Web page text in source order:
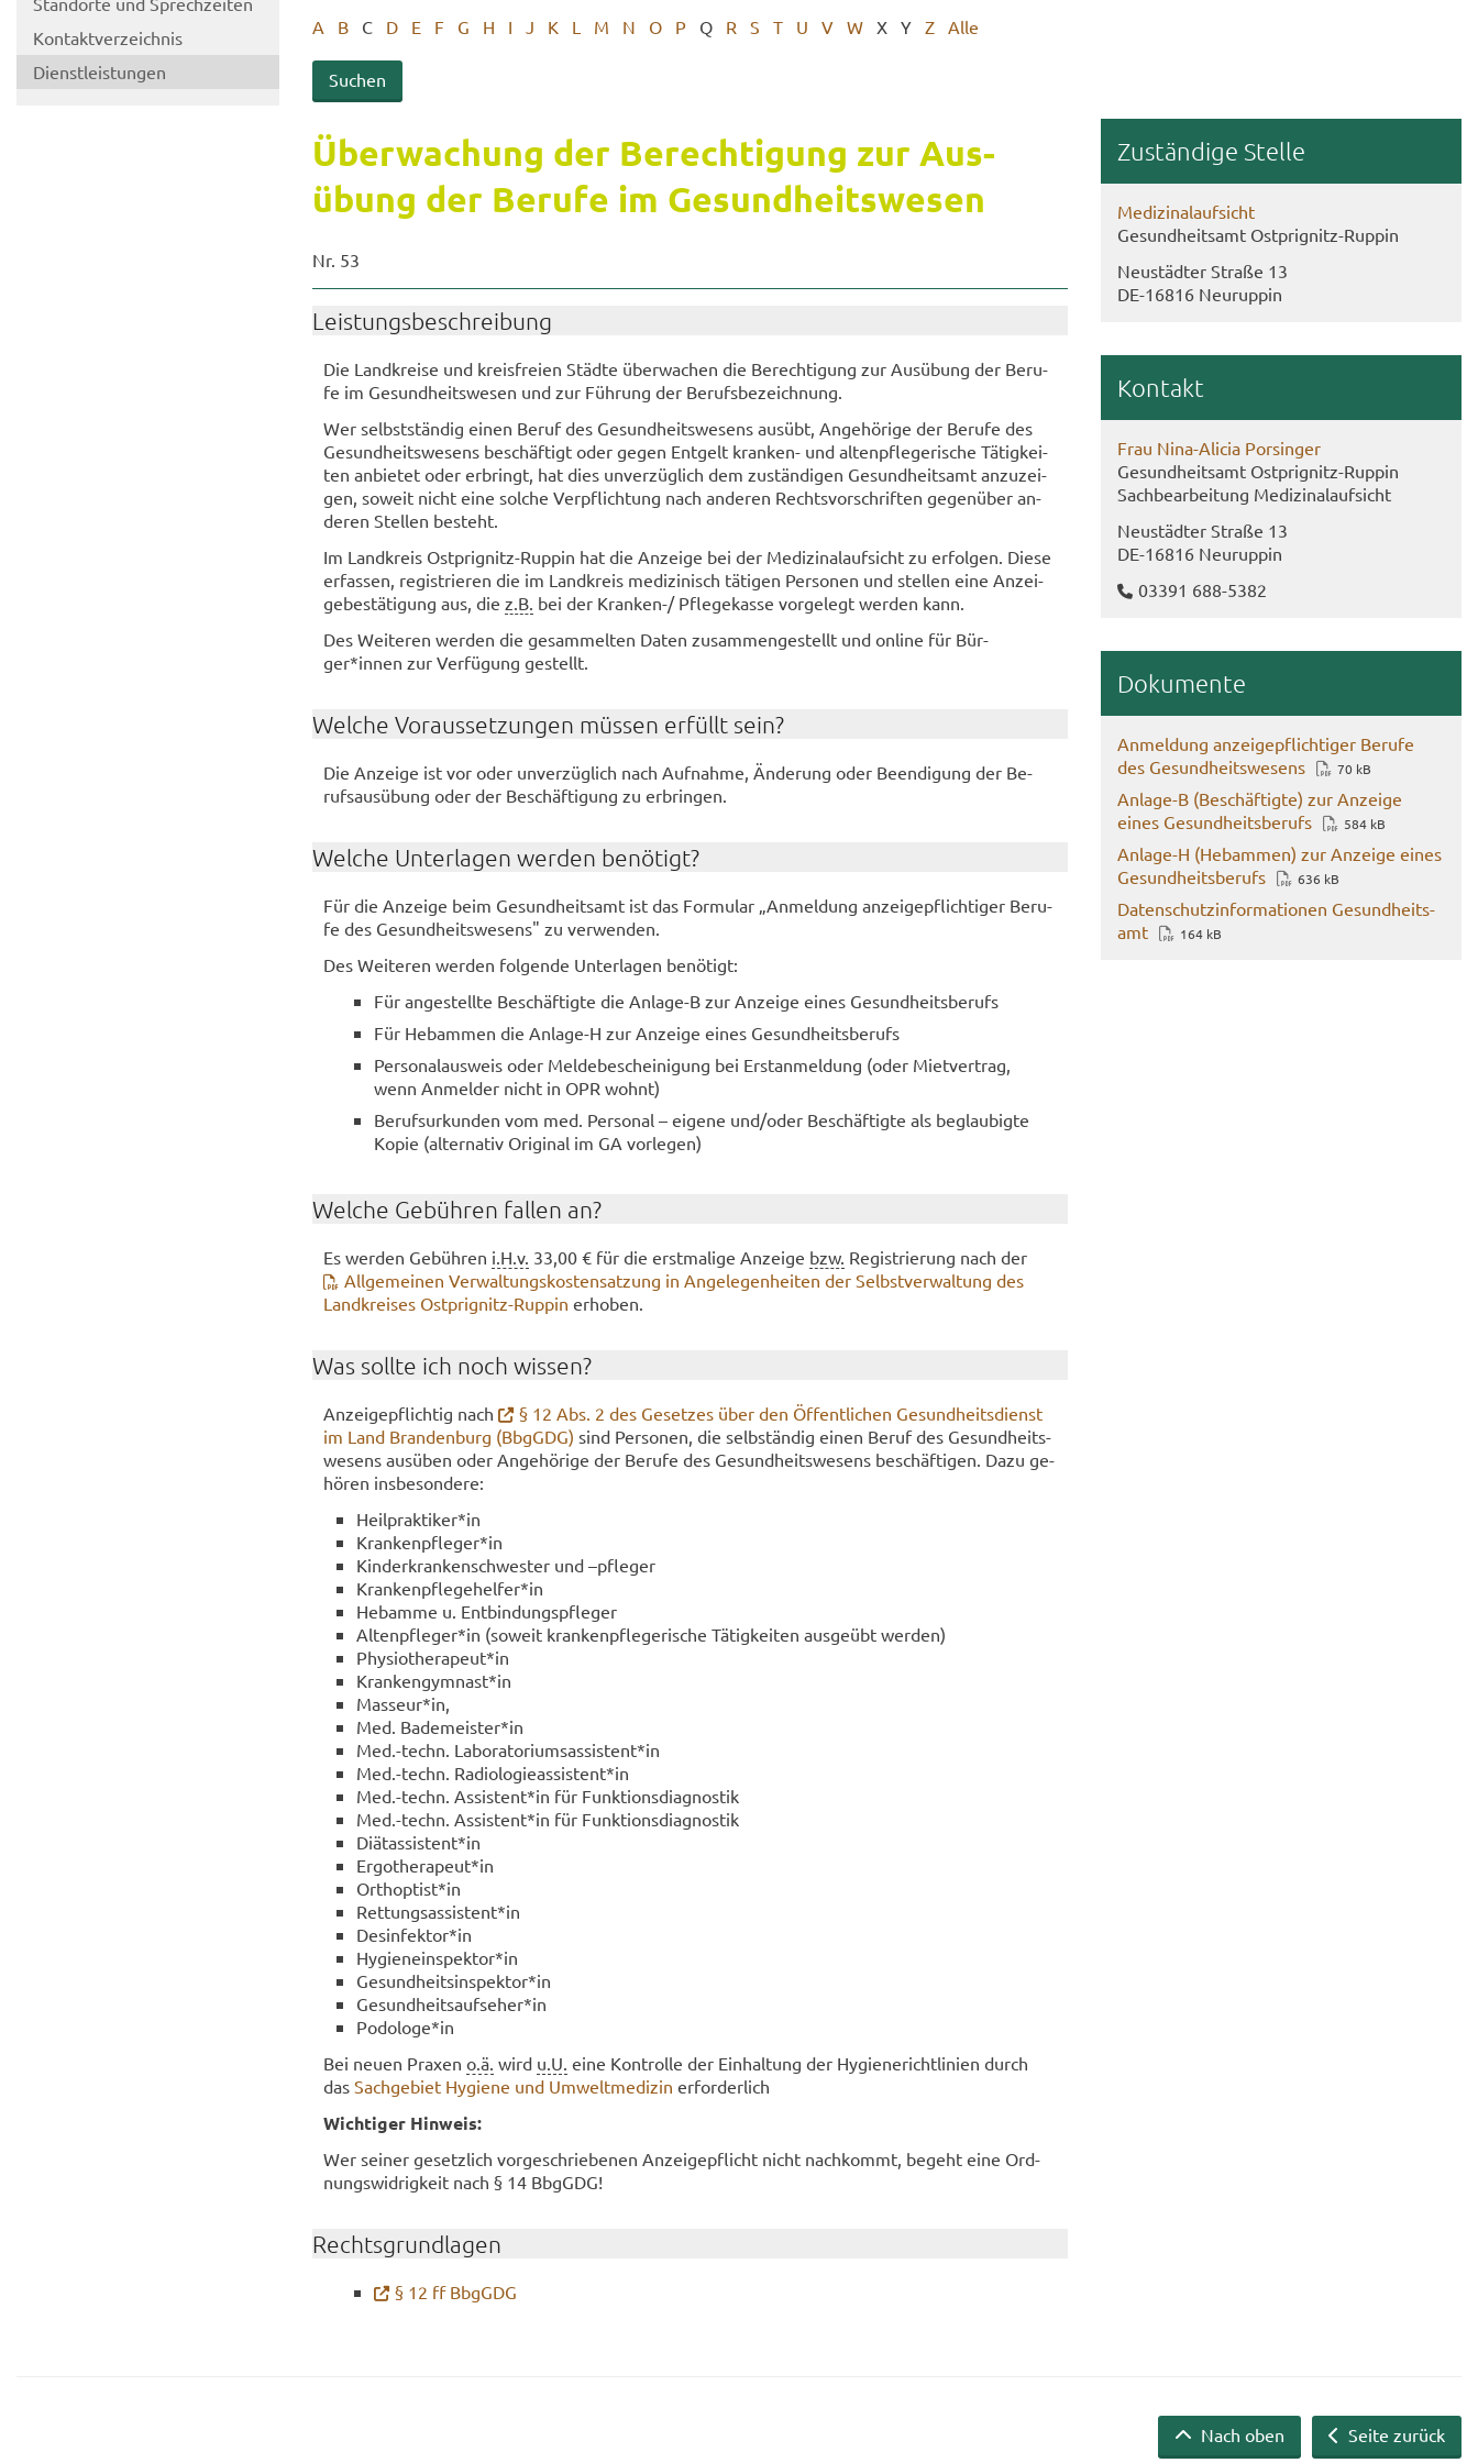
Kon­takt­ver­zeich­nis
Dienst­leis­tun­gen
A B C D E F G H I J K L M N O P Q R S T U V W X Y Z Alle
Über­wa­chung der Be­rech­ti­gung zur Aus­
übung der Be­ru­fe im Ge­sund­heits­we­sen
Nr. 53
Leis­tungs­be­schrei­bung
Die Land­krei­se und kreis­frei­en Städ­te über­wa­chen die Be­rech­ti­gung zur Aus­übung der Be­ru­
fe im Ge­sund­heits­we­sen und zur Füh­rung der Be­rufs­be­zeich­nung.
Wer selbst­stän­dig einen Beruf des Ge­sund­heits­we­sens aus­übt, An­ge­hö­ri­ge der Be­ru­fe des
Ge­sund­heits­we­sens be­schäf­tigt oder gegen Ent­gelt kranken-​ und al­ten­pfle­ge­ri­sche Tä­tig­kei­
ten an­bie­tet oder er­bringt, hat dies un­ver­züg­lich dem zu­stän­di­gen Ge­sund­heits­amt an­zu­zei­
gen, so­weit nicht eine sol­che Ver­pflich­tung nach an­de­ren Rechts­vor­schrif­ten ge­gen­über an­
de­ren Stel­len be­steht.
Im Land­kreis Ostprignitz-​Ruppin hat die An­zei­ge bei der Me­di­zi­nal­auf­sicht zu er­fol­gen. Diese
er­fas­sen, re­gis­trie­ren die im Land­kreis me­di­zi­nisch tä­ti­gen Per­so­nen und stel­len eine An­zei­
ge­be­stä­ti­gung aus, die z.B. bei der Kranken-​/ Pfle­ge­kas­se vor­ge­legt wer­den kann.
Des Wei­te­ren wer­den die ge­sam­mel­ten Daten zu­sam­men­ge­stellt und on­line für Bür­
ger*innen zur Ver­fü­gung ge­stellt.
Wel­che Vor­aus­set­zun­gen müs­sen er­füllt sein?
Die An­zei­ge ist vor oder un­ver­züg­lich nach Auf­nah­me, Än­de­rung oder Be­en­di­gung der Be­
rufs­aus­übung oder der Be­schäf­ti­gung zu er­brin­gen.
Wel­che Un­ter­la­gen wer­den be­nö­tigt?
Für die An­zei­ge beim Ge­sund­heits­amt ist das For­mu­lar „An­mel­dung an­zei­ge­pflich­ti­ger Be­ru­
fe des Ge­sund­heits­we­sens" zu ver­wen­den.
Des Wei­te­ren wer­den fol­gen­de Un­ter­la­gen be­nö­tigt:
Für an­ge­stell­te Be­schäf­tig­te die Anlage-​B zur An­zei­ge eines Ge­sund­heits­be­rufs
Für Heb­am­men die Anlage-​H zur An­zei­ge eines Ge­sund­heits­be­rufs
Per­so­nal­aus­weis oder Mel­de­be­schei­ni­gung bei Er­st­an­mel­dung (oder Miet­ver­trag,
wenn An­mel­der nicht in OPR wohnt)
Be­rufs­ur­kun­den vom med. Per­so­nal – ei­ge­ne und/oder Be­schäf­tig­te als be­glau­big­te
Kopie (al­ter­na­tiv Ori­gi­nal im GA vor­le­gen)
Wel­che Ge­büh­ren fal­len an?
Es wer­den Ge­büh­ren i.H.v. 33,00 € für die erst­ma­li­ge An­zei­ge bzw. Re­gis­trie­rung nach der
All­ge­mei­nen Ver­wal­tungs­kos­ten­sat­zung in An­ge­le­gen­hei­ten der Selbst­ver­wal­tung des
Land­krei­ses Ostprignitz-​Ruppin er­ho­ben.
Was soll­te ich noch wis­sen?
An­zei­ge­pflich­tig nach
§ 12 Abs. 2 des Ge­set­zes über den Öf­fent­li­chen Ge­sund­heits­dienst
im Land Bran­den­burg (Bb­gGDG) sind Per­so­nen, die selb­stän­dig einen Beruf des Ge­sund­heits­
we­sens aus­üben oder An­ge­hö­ri­ge der Be­ru­fe des Ge­sund­heits­we­sens be­schäf­ti­gen. Dazu ge­
hö­ren ins­be­son­de­re:
Heil­prak­ti­ker*in
Kran­ken­pfle­ger*in
Kin­der­kran­ken­schwes­ter und –pfle­ger
Kran­ken­pfle­ge­hel­fer*in
Heb­am­me u. Ent­bin­dungs­pfle­ger
Al­ten­pfle­ger*in (so­weit kran­ken­pfle­ge­ri­sche Tä­tig­kei­ten aus­ge­übt wer­den)
Phy­sio­the­ra­peut*in
Kran­ken­gym­nast*in
Mas­seur*in,
Med. Ba­de­meis­ter*in
Med.-​techn. La­bo­ra­to­ri­um­s­as­sis­tent*in
Med.-​techn. Ra­dio­lo­gie­as­sis­tent*in
Med.-​techn. As­sis­tent*in für Funk­ti­ons­dia­gnos­tik
Med.-​techn. As­sis­tent*in für Funk­ti­ons­dia­gnos­tik
Di­ät­as­sis­tent*in
Er­go­the­ra­peut*in
Or­th­op­tist*in
Ret­tungs­as­sis­tent*in
Des­in­fek­tor*in
Hy­gie­nein­spek­tor*in
Ge­sund­heits­in­spek­tor*in
Ge­sund­heits­auf­se­her*in
Po­do­lo­ge*in
Bei neuen Pra­xen o.ä. wird u.U. eine Kon­trol­le der Ein­hal­tung der Hy­gie­ne­richt­li­ni­en durch
das Sach­ge­biet Hy­gie­ne und Um­welt­me­di­zin er­for­der­lich
Wich­ti­ger Hin­weis:
Wer sei­ner ge­setz­lich vor­ge­schrie­be­nen An­zei­ge­pflicht nicht nach­kommt, be­geht eine Ord­
nungs­wid­rig­keit nach § 14 Bb­gGDG!
Rechts­grund­la­gen
§ 12 ff Bb­gGDG
Zu­stän­di­ge Stel­le
Me­di­zi­nal­auf­sicht
Ge­sund­heits­amt Ostprignitz-​Ruppin
Neu­städ­ter Stra­ße 13
DE-​16816 Neu­rup­pin
Kon­takt
Frau Nina-​Alicia Por­sin­ger
Ge­sund­heits­amt Ostprignitz-​Ruppin
Sach­be­ar­bei­tung Me­di­zi­nal­auf­sicht
Neu­städ­ter Stra­ße 13
DE-​16816 Neu­rup­pin
03391 688-​5382
Do­ku­men­te
An­mel­dung an­zei­ge­pflich­ti­ger Be­ru­fe
des Ge­sund­heits­we­sens
70 kB
Anlage-​B (Be­schäf­tig­te) zur An­zei­ge
eines Ge­sund­heits­be­rufs
584 kB
Anlage-​H (Heb­am­men) zur An­zei­ge eines
Ge­sund­heits­be­rufs
636 kB
Da­ten­schutz­in­for­ma­tio­nen Ge­sund­heits­
amt
164 kB
Seite zurück
Nach oben